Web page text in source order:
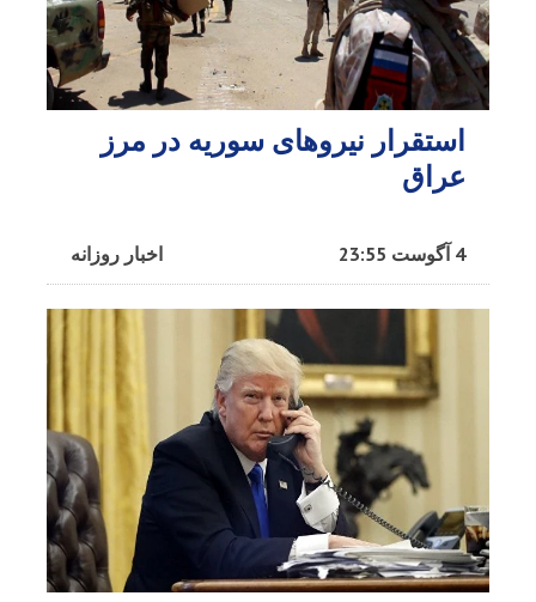
استقرار نیروهای سوریه در مرز
عراق
اخبار روزانه 4 آگوست 23:55